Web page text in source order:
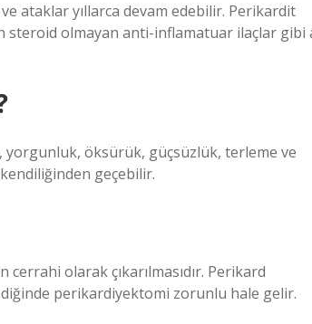
ataklar yıllarca devam edebilir. Perikardit
steroid olmayan anti-inflamatuar ilaçlar gibi
yorgunluk, öksürük, güçsüzlük, terleme ve
geçebilir.
olarak çıkarılmasıdır. Perikard
perikardiyektomi zorunlu hale gelir.